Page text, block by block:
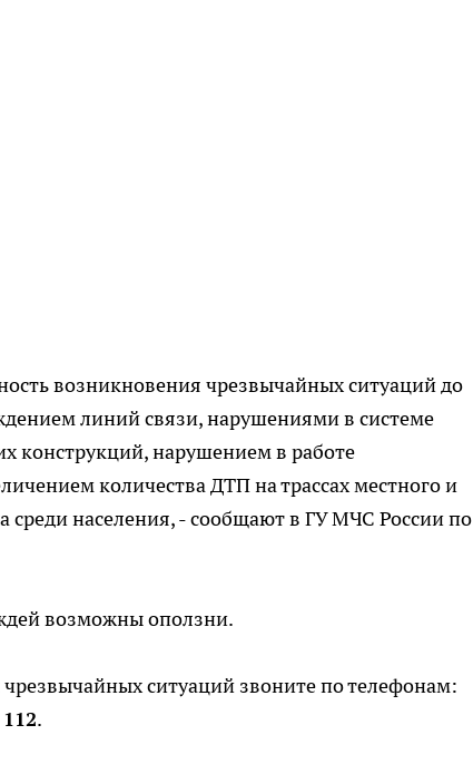
возникновения чрезвычайных ситуаций до
линий связи, нарушениями в системе
конструкций, нарушением в работе
количества ДТП на трассах местного и
среди населения, - сообщают в ГУ МЧС России по
возможны оползни.
ситуаций звоните по телефонам:
112.